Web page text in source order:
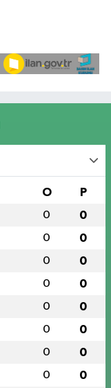
O P
0 0
0 0
0 0
0 0
0 0
0 0
0 0
0 0